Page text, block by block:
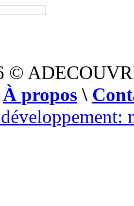
©
À propos \